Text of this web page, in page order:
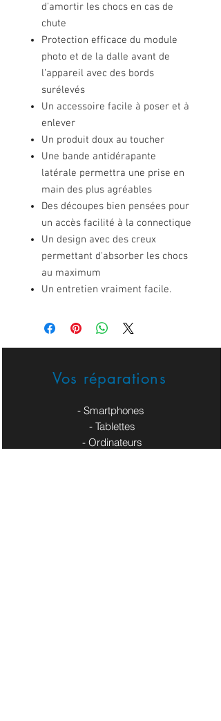
d'amortir les chocs en cas de
chute
Protection efficace du module
photo et de la dalle avant de
l’appareil avec des bords
surélevés
Un accessoire facile à poser et à
enlever
Un produit doux au toucher
Une bande antidérapante
latérale permettra une prise en
main des plus agréables
Des découpes bien pensées pour
un accès facilité à la connectique
Un design avec des creux
permettant d'absorber les chocs
au maximum
Un entretien vraiment facile.
Vos réparations
- Smartphones
- Tablettes
- Ordinateurs